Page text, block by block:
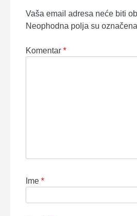
Vaša email adresa neće biti
Neophodna polja su
Komentar *
Ime *